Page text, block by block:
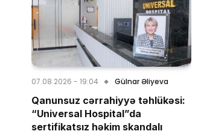
07.08.2026 - 19:04 Gülnar Əliyeva
Qanunsuz cərrahiyyə təhlükəsi:
“Universal Hospital”da
sertifikatsız həkim skandalı